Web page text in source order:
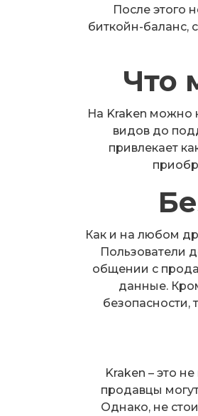
После этого
биткойн-баланс,
Что
На Kraken можно
видов до
привлекает
Как и на любом
Пользователи
общении с
данные.
безопасности,
Kraken – это
продавцы
Однако, не